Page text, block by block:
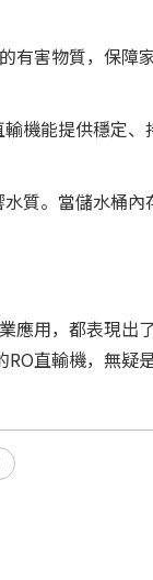
害物質，保障
機能提供穩定、
質。當儲水桶
應用，都表現出
直輸機，無疑